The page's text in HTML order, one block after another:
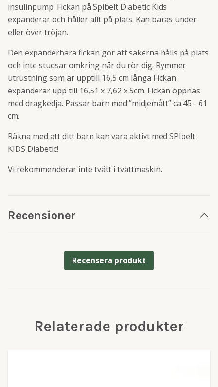
insulinpump. Fickan på Spibelt Diabetic Kids
expanderar och håller allt på plats. Kan bäras under
eller över tröjan.
Den expanderbara fickan gör att sakerna hålls på plats
och inte studsar omkring när du rör dig. Rymmer
utrustning som är upptill 16,5 cm långa Fickan
expanderar upp till 16,51 x 7,62 x 5cm. Fickan öppnas
med dragkedja. Passar barn med ”midjemått” ca 45 - 61
cm.
Räkna med att ditt barn kan vara aktivt med SPIbelt
KIDS Diabetic!
Vi rekommenderar inte tvätt i tvättmaskin.
Recensioner
Recensera produkt
Relaterade produkter